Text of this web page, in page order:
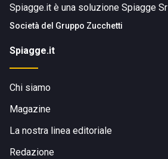
Spiagge.it è una soluzione Spiagge Srl
Società del Gruppo Zucchetti
Spiagge.it
Chi siamo
Magazine
La nostra linea editoriale
Redazione